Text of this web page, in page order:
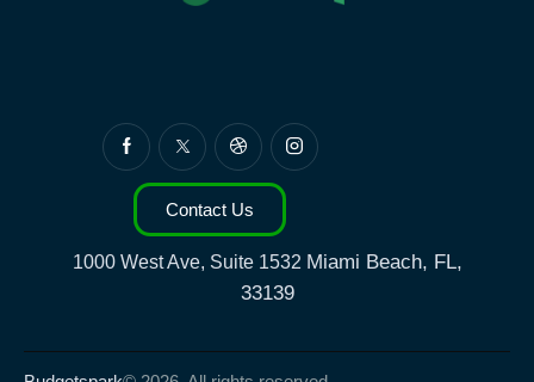
Contact Us
1000 West Ave, Suite 1532 Miami Beach, FL,
33139